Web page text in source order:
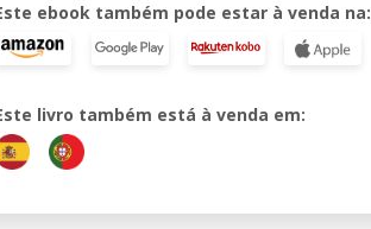
ebook também pode estar à venda na:
livro também está à venda em: